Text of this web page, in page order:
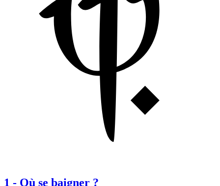
1 - Où se baigner ?